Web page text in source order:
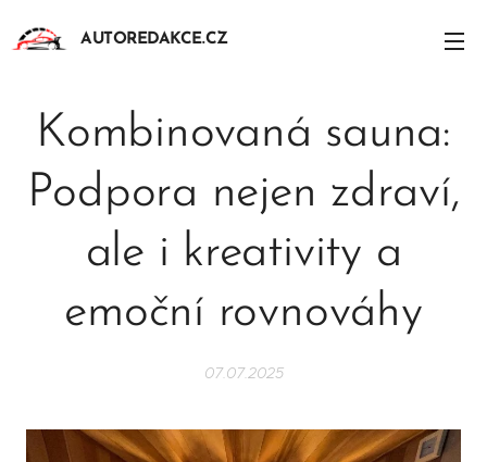
AUTOREDAKCE.CZ
Kombinovaná sauna:
Podpora nejen zdraví,
ale i kreativity a
emoční rovnováhy
07.07.2025